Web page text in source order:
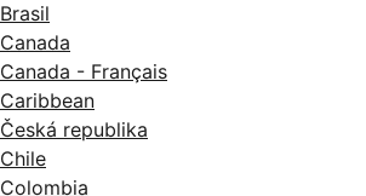
Brasil
Canada
Canada - Français
Caribbean
Česká republika
Chile
Colombia